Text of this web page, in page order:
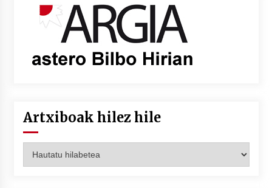
Artxiboak hilez hile
hilez